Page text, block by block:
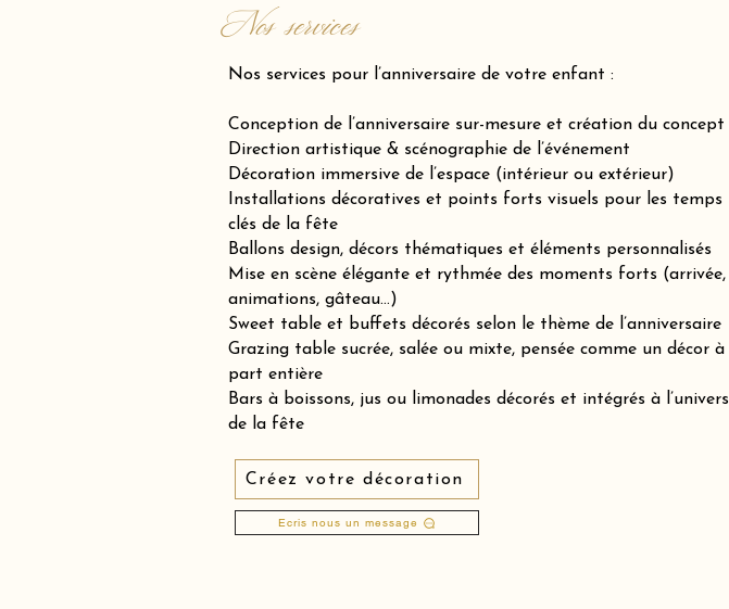
Nos services
Nos services pour l’anniversaire de votre enfant :
Conception de l’anniversaire sur-mesure et création du concept
Direction artistique & scénographie de l’événement
Décoration immersive de l’espace (intérieur ou extérieur)
Installations décoratives et points forts visuels pour les temps
clés de la fête
Ballons design, décors thématiques et éléments personnalisés
Mise en scène élégante et rythmée des moments forts (arrivée,
animations, gâteau…)
Sweet table et buffets décorés selon le thème de l’anniversaire
Grazing table sucrée, salée ou mixte, pensée comme un décor à
part entière
Bars à boissons, jus ou limonades décorés et intégrés à l’univers
de la fête
Créez votre décoration
Ecris nous un message